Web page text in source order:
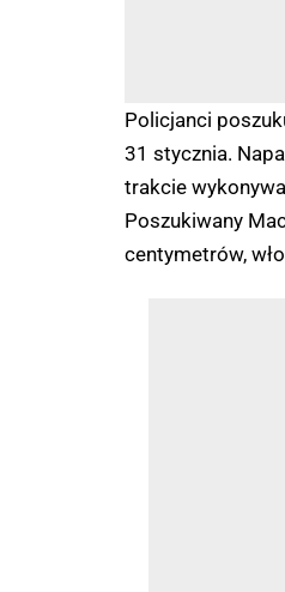
Policjanci
31 stycznia.
trakcie
Poszukiwany
centymetrów,